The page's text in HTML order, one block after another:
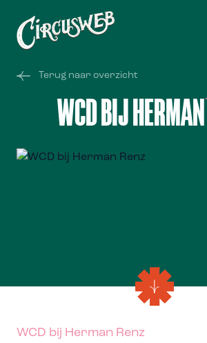
Terug naar overzicht
WCD BIJ
WCD bij Herman Renz